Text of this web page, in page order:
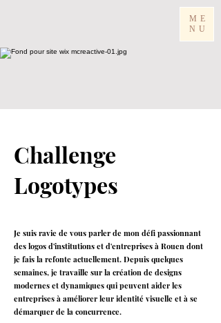
ME
NU
Challenge
Logotypes
Je suis ravie de vous parler de mon défi passionnant
des logos d'institutions et d'entreprises à Rouen dont
je fais la refonte actuellement. Depuis quelques
semaines, je travaille sur la création de designs
modernes et dynamiques qui peuvent aider les
entreprises à améliorer leur identité visuelle et à se
démarquer de la concurrence.